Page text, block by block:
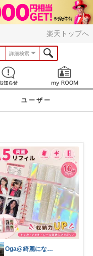
楽天トップへ
詳細検索
お知らせ
ユーザー
Oga@綺麗になりたいアラサー美容オタク